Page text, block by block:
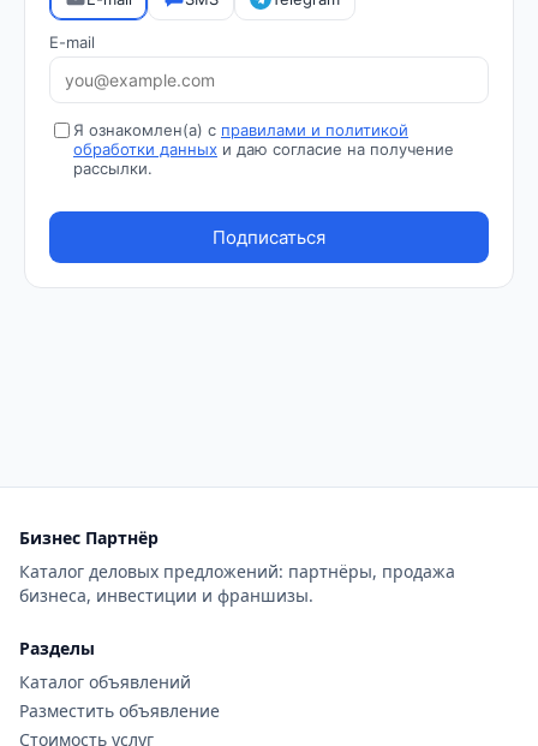
Бизнес Партнёр
Каталог деловых предложений: партнёры, продажа
бизнеса, инвестиции и франшизы.
Разделы
Каталог объявлений
Разместить объявление
Стоимость услуг